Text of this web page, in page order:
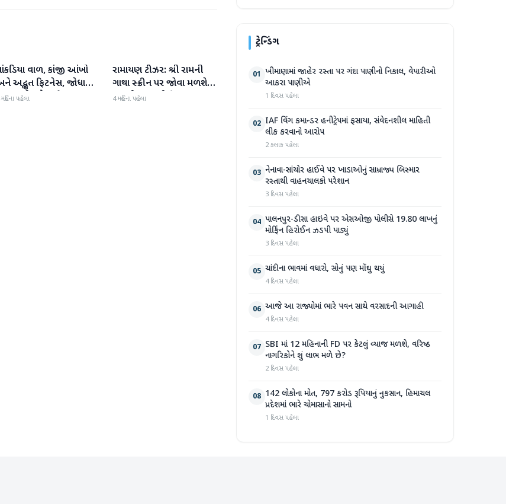
મનોરંજન
વાળ, કાંજી આંખો
અદ્ભુત ફિટનેસ, જોધા
રુકૈયા બેગમ 13
પહેલા
મનોરંજન
રામાયણ ટીઝર: શ્રી રામની
ગાથા સ્ક્રીન પર જોવા મળશે,
રણબીર કપૂરની ફિલ્મ
4 મહિના પહેલા
ટ્રેન્ડિંગ
01 ખીમાણામાં જાહેર રસ્તા પર ગંદા પાણીનો નિકાલ, વેપારીઓ
આકરા પાણીએ
1 દિવસ પહેલા
02 IAF વિંગ કમાન્ડર હનીટ્રેપમાં ફસાયા, સંવેદનશીલ માહિતી
લીક કરવાનો આરોપ
2 કલાક પહેલા
03 નેનાવા-સાંચોર હાઈવે પર ખાડાઓનું સામ્રાજ્ય બિસ્માર
રસ્તાથી વાહનચાલકો પરેશાન
3 દિવસ પહેલા
04 પાલનપુર-ડીસા હાઇવે પર એસઓજી પોલીસે 19.80 લાખનું
મોર્ફિન હિરોઈન ઝડપી પાડ્યું
3 દિવસ પહેલા
05 ચાંદીના ભાવમાં વધારો, સોનું પણ મોંઘુ થયું
4 દિવસ પહેલા
06 આજે આ રાજ્યોમાં ભારે પવન સાથે વરસાદની આગાહી
4 દિવસ પહેલા
07 SBI માં 12 મહિનાની FD પર કેટલું વ્યાજ મળશે, વરિષ્ઠ
નાગરિકોને શું લાભ મળે છે?
2 દિવસ પહેલા
08 142 લોકોના મોત, 797 કરોડ રૂપિયાનું નુકસાન, હિમાચલ
પ્રદેશમાં ભારે ચોમાસાનો સામનો
1 દિવસ પહેલા